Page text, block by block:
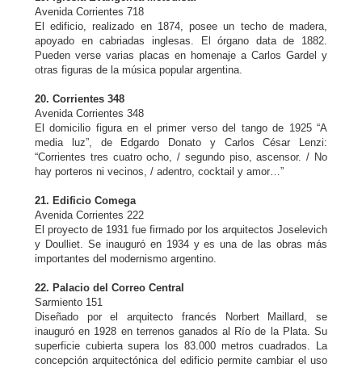
Avenida Corrientes 718
El edificio, realizado en 1874, posee un techo de madera,
apoyado en cabriadas inglesas. El órgano data de 1882.
Pueden verse varias placas en homenaje a Carlos Gardel y
otras figuras de la música popular argentina.
20. Corrientes 348
Avenida Corrientes 348
El domicilio figura en el primer verso del tango de 1925 “A
media luz”, de Edgardo Donato y Carlos César Lenzi:
“Corrientes tres cuatro ocho, / segundo piso, ascensor. / No
hay porteros ni vecinos, / adentro, cocktail y amor…”
21. Edificio Comega
Avenida Corrientes 222
El proyecto de 1931 fue firmado por los arquitectos Joselevich
y Doulliet. Se inauguró en 1934 y es una de las obras más
importantes del modernismo argentino.
22. Palacio del Correo Central
Sarmiento 151
Diseñado por el arquitecto francés Norbert Maillard, se
inauguró en 1928 en terrenos ganados al Río de la Plata. Su
superficie cubierta supera los 83.000 metros cuadrados. La
concepción arquitectónica del edificio permite cambiar el uso